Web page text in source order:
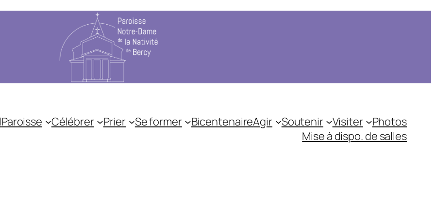
Paroisse Célébrer Prier Se former BicentenaireAgir Soutenir Visiter
Photos
Mise à dispo. de salles